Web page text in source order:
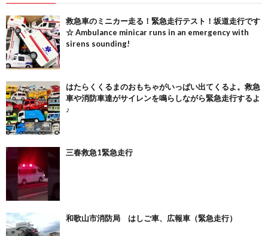
救急車のミニカー走る！緊急走行テスト！坂道走行です
☆ Ambulance minicar runs in an emergency with
sirens sounding!
はたらくくるまのおもちゃがいっぱい出てくるよ。救急
車や消防車達がサイレンを鳴らしながら緊急走行するよ
♪
三春救急1緊急走行
和歌山市消防局 はしご車、広報車（緊急走行）